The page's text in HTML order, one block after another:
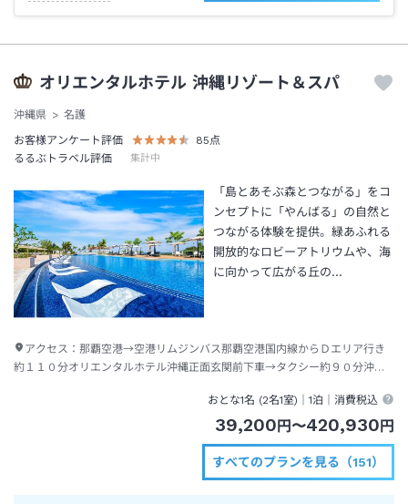
オリエンタルホテル 沖縄リゾート＆スパ
沖縄県
名護
お客様アンケート評価
85点
るるぶトラベル評価
集計中
「島とあそぶ森とつながる」をコ
ンセプトに「やんばる」の自然と
つながる体験を提供。緑あふれる
開放的なロビーアトリウムや、海
に向かって広がる丘の…
アクセス： 那覇空港→空港リムジンバス那覇空港国内線からＤエリア行き
約１１０分オリエンタルホテル沖縄正面玄関前下車→タクシー約９０分沖縄
おとな1名 (2名1室)｜1泊 ｜消費税込
39,200円〜420,930円
すべてのプランを見る（151）